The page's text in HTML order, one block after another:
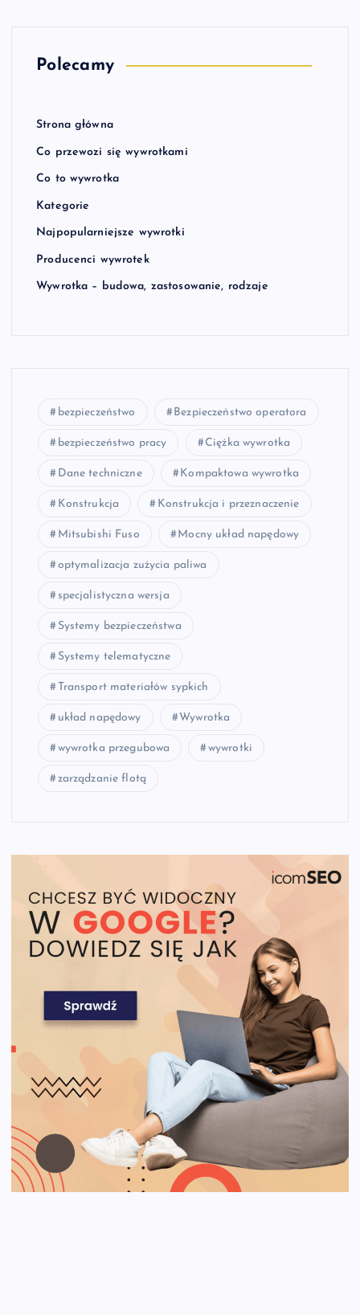
Polecamy
Strona główna
Co przewozi się wywrotkami
Co to wywrotka
Kategorie
Najpopularniejsze wywrotki
Producenci wywrotek
Wywrotka – budowa, zastosowanie, rodzaje
bezpieczeństwo Bezpieczeństwo operatora
bezpieczeństwo pracy Ciężka wywrotka
Dane techniczne Kompaktowa wywrotka
Konstrukcja Konstrukcja i przeznaczenie
Mitsubishi Fuso Mocny układ napędowy
optymalizacja zużycia paliwa
specjalistyczna wersja
Systemy bezpieczeństwa
Systemy telematyczne
Transport materiałów sypkich
układ napędowy Wywrotka
wywrotka przegubowa wywrotki
zarządzanie flotą